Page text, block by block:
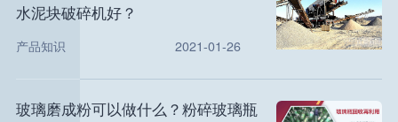
水泥块破碎机好？
产品知识 2021-01-26
玻璃磨成粉可以做什么？粉碎玻璃瓶